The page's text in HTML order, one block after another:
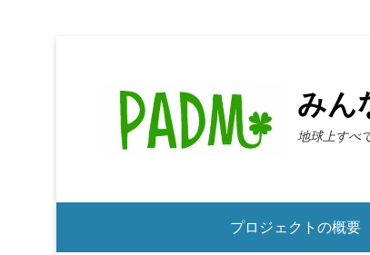
みん
地球上すべ
プロジェクトの概要